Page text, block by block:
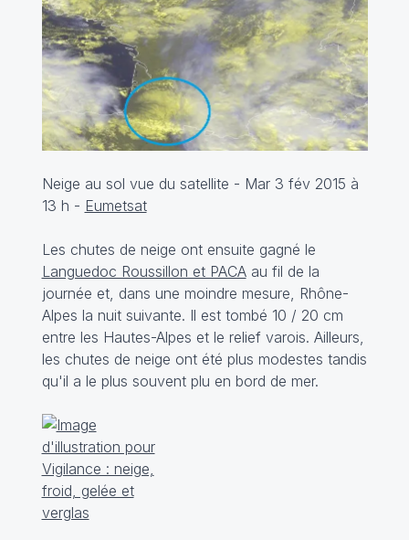
Neige au sol vue du satellite - Mar 3 fév 2015 à
13 h - Eumetsat
Les chutes de neige ont ensuite gagné le
Languedoc Roussillon et PACAau fil de la
journée et, dans une moindre mesure, Rhône-
Alpes la nuit suivante. Il est tombé 10 / 20 cm
entre les Hautes-Alpes et le relief varois. Ailleurs,
les chutes de neige ont été plus modestes tandis
qu'il a le plus souvent plu en bord de mer.